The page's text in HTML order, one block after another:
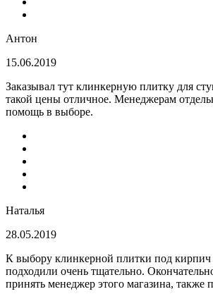
Антон
15.06.2019
Заказывал тут клинкерную плитку для
такой цены отличное. Менеджерам
помощь в выборе.
Наталья
28.05.2019
К выбору клинкерной плитки под кирпич
подходили очень тщательно.
принять менеджер этого магазина, также